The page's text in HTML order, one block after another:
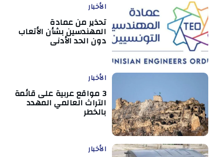
الأخبار
تحذير من عمادة
المهندسين بشأن الأتعاب
دون الحد الأدنى
الأخبار
3 مواقع عربية على قائمة
التراث العالمي المهدد
بالخطر
الأخبار